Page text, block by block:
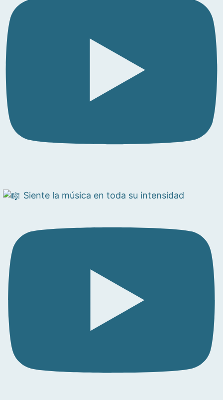
Siente la música en toda su intensidad